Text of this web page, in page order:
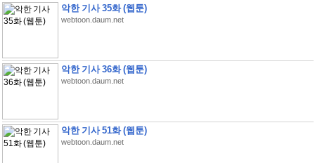
악한 기사 35화 (웹툰)
webtoon.daum.net
악한 기사 36화 (웹툰)
webtoon.daum.net
악한 기사 51화 (웹툰)
webtoon.daum.net